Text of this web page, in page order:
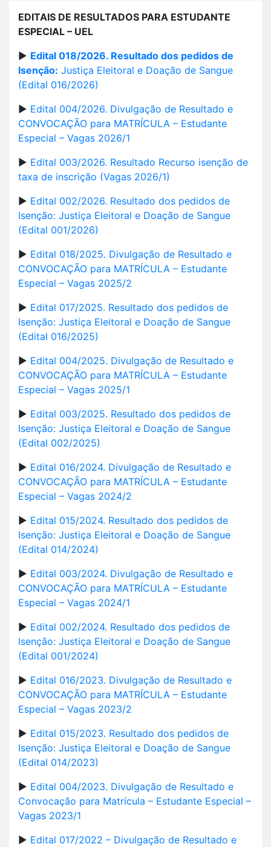
EDITAIS DE RESULTADOS PARA ESTUDANTE
ESPECIAL – UEL
► Edital 018/2026. Resultado dos pedidos de
Isenção: Justiça Eleitoral e Doação de Sangue
(Edital 016/2026)
► Edital 004/2026. Divulgação de Resultado e
CONVOCAÇÃO para MATRÍCULA – Estudante
Especial – Vagas 2026/1
► Edital 003/2026. Resultado Recurso isenção de
taxa de inscrição (Vagas 2026/1)
► Edital 002/2026. Resultado dos pedidos de
Isenção: Justiça Eleitoral e Doação de Sangue
(Edital 001/2026)
► Edital 018/2025. Divulgação de Resultado e
CONVOCAÇÃO para MATRÍCULA – Estudante
Especial – Vagas 2025/2
► Edital 017/2025. Resultado dos pedidos de
Isenção: Justiça Eleitoral e Doação de Sangue
(Edital 016/2025)
► Edital 004/2025. Divulgação de Resultado e
CONVOCAÇÃO para MATRÍCULA – Estudante
Especial – Vagas 2025/1
► Edital 003/2025. Resultado dos pedidos de
Isenção: Justiça Eleitoral e Doação de Sangue
(Edital 002/2025)
► Edital 016/2024. Divulgação de Resultado e
CONVOCAÇÃO para MATRÍCULA – Estudante
Especial – Vagas 2024/2
► Edital 015/2024. Resultado dos pedidos de
Isenção: Justiça Eleitoral e Doação de Sangue
(Edital 014/2024)
► Edital 003/2024. Divulgação de Resultado e
CONVOCAÇÃO para MATRÍCULA – Estudante
Especial – Vagas 2024/1
► Edital 002/2024. Resultado dos pedidos de
Isenção: Justiça Eleitoral e Doação de Sangue
(Edital 001/2024)
► Edital 016/2023. Divulgação de Resultado e
CONVOCAÇÃO para MATRÍCULA – Estudante
Especial – Vagas 2023/2
► Edital 015/2023. Resultado dos pedidos de
Isenção: Justiça Eleitoral e Doação de Sangue
(Edital 014/2023)
► Edital 004/2023. Divulgação de Resultado e
Convocação para Matrícula – Estudante Especial –
Vagas 2023/1
► Edital 017/2022 – Divulgação de Resultado e